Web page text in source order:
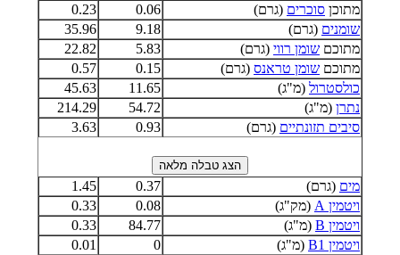
מתוכן סוכרים (גרם) 0.06
0.23
שומנים (גרם) 9.18
35.96
מתוכם שומן רווי (גרם) 5.83
22.82
מתוכם שומן טראנס (גרם) 0.15
0.57
כולסטרול (מ"ג) 11.65
45.63
נתרן (מ"ג) 54.72
214.29
סיבים תזונתיים (גרם) 0.93
3.63
מים (גרם) 0.37
1.45
ויטמין A
(מק"ג) 0.08
0.33
ויטמין B
(מ"ג) 84.77
0.33
ויטמין B1
(מ"ג) 0
0.01